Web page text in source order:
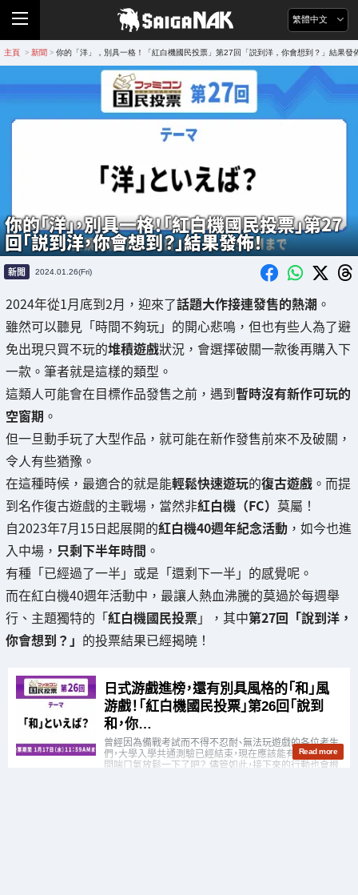
繁體中文
主頁 > 新聞 > 你的「洋」，別具一格！「紅白機國民投票」第27回「説到洋，你會想到？」結果發
你的「洋」，別具一格！「紅白機國民投票」第27
回「説到洋，你會想到？」結果發佈！
新聞 2024.01.26(Fri)
2024年從1月底到2月，迎來了話題大作接連發售的熱潮 。
雖然可以聽見「時間不夠玩」的開心悲鳴，但也有些人為了避
免出現只買不玩的堆積遊戲狀況，會選擇破關一款後再購入下
一款。筆者就是這樣的類型。
這類人可能會在目標作品發售之前，遇到暫時沒有新作可玩的
空窗期 。
但一旦動手玩了大型作品，就可能在新作發售前來不及破關，
令人有些猶豫。
在這種時候，最適合的就是能輕鬆快速遊玩的復古遊戲 。而提
到名作復古遊戲的主戰場，當然非紅白機（FC） 莫屬！
自2023年7月15日起展開的紅白機40週年紀念活動 ，如今也進
入中場， 只剩下半年時間 。
有種「已經過了一半」或是「還剩下一半」的感覺呢。
而在紅白機40週年活動中，最讓人熱血沸騰的莫過於每週舉
行、主題獨特的「紅白機國民投票」，其中第27回「說到洋，
你會想到？」 的投票結果已經揭曉！